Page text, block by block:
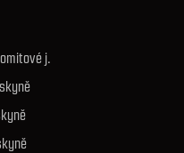
j.